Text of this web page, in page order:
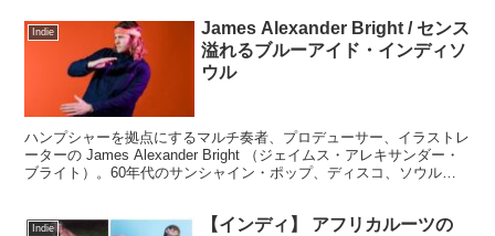
Indie
James Alexander Bright / センス
溢れるブルーアイド・インディソ
ウル
ハンプシャーを拠点にするマルチ奏者、プロデューサー、イラストレ
ーターの James Alexander Bright （ジェイムス・アレキサンダー・
ブライト）。60年代のサンシャイン・ポップ、ディスコ、ソウル、
Indie
【インディ】 アフリカルーツの